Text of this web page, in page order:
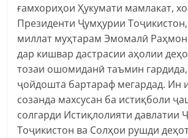
ғамхориҳои Ҳукумати мамлакат,
Президенти Ҷумҳурии
миллат муҳтарам Эмомалӣ Раҳмон
дар кишвар дастрасии аҳолии
тозаи ошомиданӣ таъмин
ҷойдошта бартараф мегардад. Ин
созанда махсусан ба истиқболи
солгарди Истиқлолияти давлатии
Тоҷикистон ва Солҳои рушди